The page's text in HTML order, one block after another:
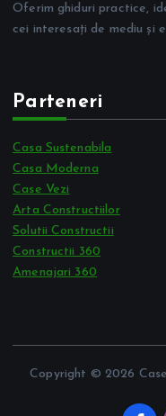
Oferim ghiduri practice,
cei interesați de mediu și
Parteneri
Casa Sustenabila
Casa Moderna
Case Vezi
Arta Constructiilor
Solutii Constructii
Constructii 360
Amenajari 360
Copyright © 2026